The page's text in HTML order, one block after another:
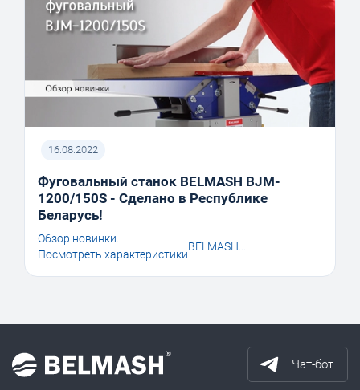
16.08.2022
Фуговальный станок BELMASH BJM-
1200/150S - Сделано в Республике
Беларусь!
Обзор новинки.
Посмотреть характеристики
BELMASH...
Чат-бот